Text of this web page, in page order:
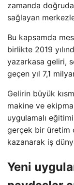
zamanda
sağlayan
Bu kapsamda
birlikte 2019
yazarkasa geliri,
geçen yıl 7,1
Gelirin büyük
makine ve
uygulamalı
gerçek bir üretim
kazanarak iş
Yeni